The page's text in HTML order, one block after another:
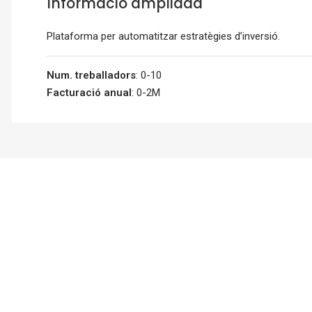
Plataforma per automatitzar estratègies d’inversió.
Num. treballadors: 0-10
Facturació anual : 0-2M